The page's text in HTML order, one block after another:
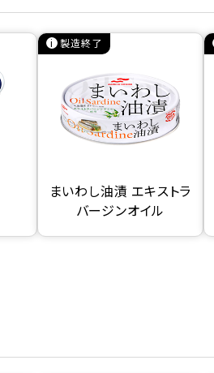
まいわし油漬 エキストラ
バージンオイル
製造終了